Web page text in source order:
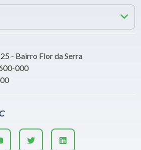
- Bairro Flor da Serra
000